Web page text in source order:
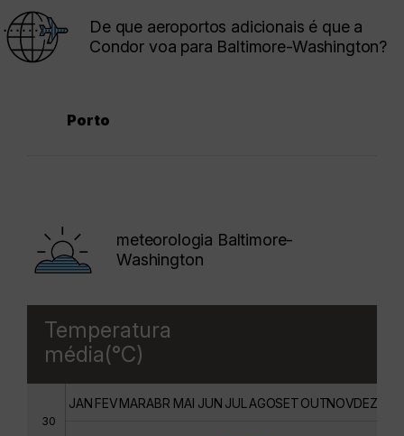
De que aeroportos adicionais é que a
Condor voa para Baltimore-Washington?
Porto
meteorologia Baltimore-
Washington
Temperatura
média(°C)
30
JAN FEVMARABR MAI JUN JUL AGOSETOUTNOVDEZ